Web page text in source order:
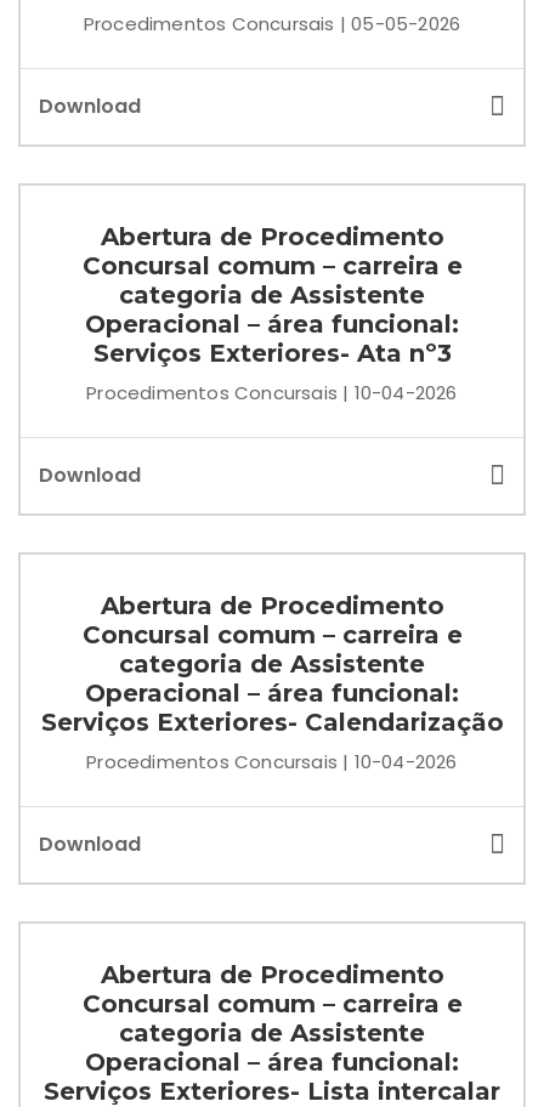
Procedimentos Concursais | 05-05-2026
Download
Abertura de Procedimento
Concursal comum – carreira e
categoria de Assistente
Operacional – área funcional:
Serviços Exteriores- Ata nº3
Procedimentos Concursais | 10-04-2026
Download
Abertura de Procedimento
Concursal comum – carreira e
categoria de Assistente
Operacional – área funcional:
Serviços Exteriores- Calendarização
Procedimentos Concursais | 10-04-2026
Download
Abertura de Procedimento
Concursal comum – carreira e
categoria de Assistente
Operacional – área funcional:
Serviços Exteriores- Lista intercalar